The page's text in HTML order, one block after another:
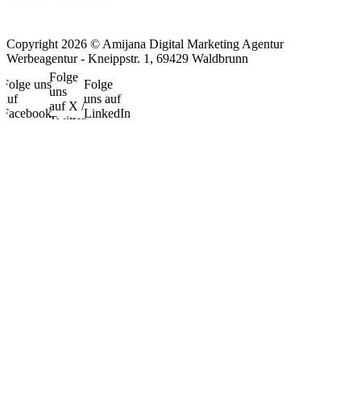
Copyright 2026 © Amijana Digital Marketing Agentur
Werbeagentur - Kneippstr. 1, 69429 Waldbrunn
Folge uns
auf
Facebook
Folge
uns
auf X /
Twitter
Folge
uns auf
LinkedIn